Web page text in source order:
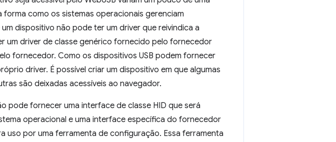
como os sistemas operacionais gerenciam
dispositivo não pode ter um driver que reivindica a
um driver de classe genérico fornecido pelo fornecedor
fornecedor. Como os dispositivos USB podem fornecer
driver. É possível criar um dispositivo em que algumas
são deixadas acessíveis ao navegador.
pode fornecer uma interface de classe HID que será
operacional e uma interface específica do fornecedor
uso por uma ferramenta de configuração. Essa ferramenta